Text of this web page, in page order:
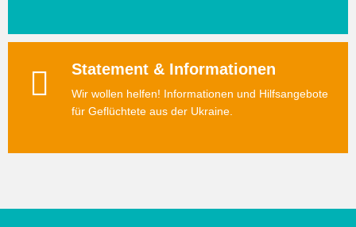
Statement & Informationen
Wir wollen helfen! Informationen und Hilfsangebote
für Geflüchtete aus der Ukraine.